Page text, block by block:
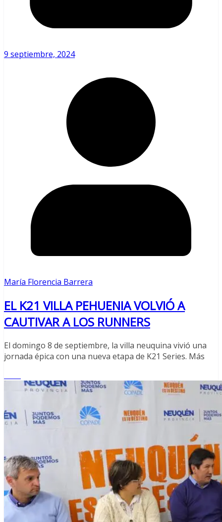
9 septiembre, 2024
María Florencia Barrera
EL K21 VILLA PEHUENIA VOLVIÓ A
CAUTIVAR A LOS RUNNERS
El domingo 8 de septiembre, la villa neuquina vivió una
jornada épica con una nueva etapa de K21 Series. Más